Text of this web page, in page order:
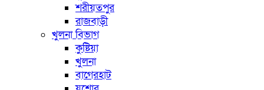
শরীয়তপুর
রাজবাড়ী
খুলনা বিভাগ
কুষ্টিয়া
খুলনা
বাগেরহাট